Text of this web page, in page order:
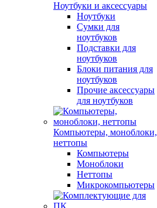
Ноутбуки и аксессуары
Ноутбуки
Сумки для
ноутбуков
Подставки для
ноутбуков
Блоки питания для
ноутбуков
Прочие аксессуары
для ноутбуков
Компьютеры, моноблоки,
неттопы
Компьютеры
Моноблоки
Неттопы
Микрокомпьютеры